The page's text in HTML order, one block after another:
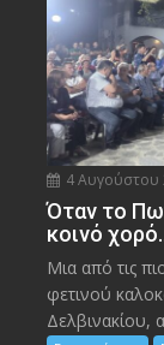
4 Αυγούστου
Όταν το
κοινό
Μια από τις
φετινού
Δελβινακίου,